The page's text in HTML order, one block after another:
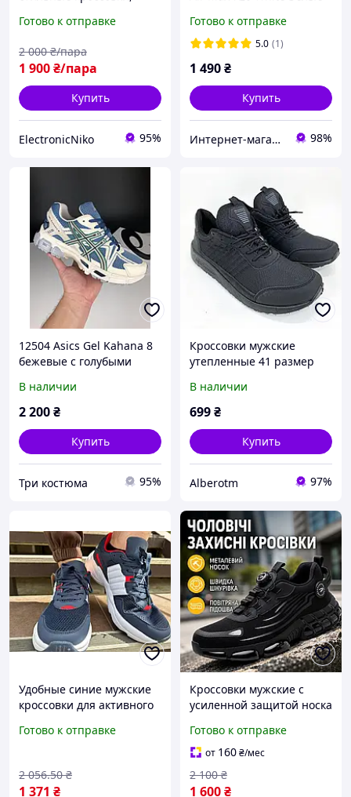
Готово к отправке
1 900₴/пара
2 000 ₴/пара
Купить
ElectronicNiko 95%
40,41,42 размеры
Готово к отправке
5.0 (1)
1 490₴
Купить
Интернет-магазин Sneakers Boom 98%
12504 Asics Gel Kahana 8
бежевые с голубыми
только 41 размер
В наличии
2 200₴
Купить
Три костюма 95%
Кроссовки мужские
утепленные 41 размер
В наличии
699₴
Купить
Alberotm 97%
Удобные синие мужские
кроссовки для активного
носки 40 41 размер
Готово к отправке
1 371 ₴
2 056.50 ₴
Кроссовки мужские с
усиленной защитой носка
на воздушной подошве,
размер 41
Готово к отправке
от 160₴/мес
1 600₴
2 100 ₴